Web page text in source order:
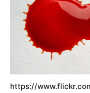
https://